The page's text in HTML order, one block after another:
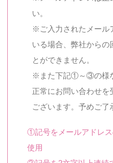
い。
※ご入力されたメール
いる場合、弊社からの
とができません。
※また下記①～③の様
正常にお問い合わせを
ございます。予めご了
①記号をメールアドレ
使用